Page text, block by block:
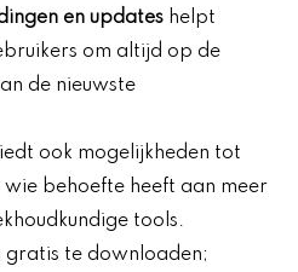
en updates helpt
om altijd op de
de nieuwste
ook mogelijkheden tot
behoefte heeft aan meer
tools.
gratis te downloaden;